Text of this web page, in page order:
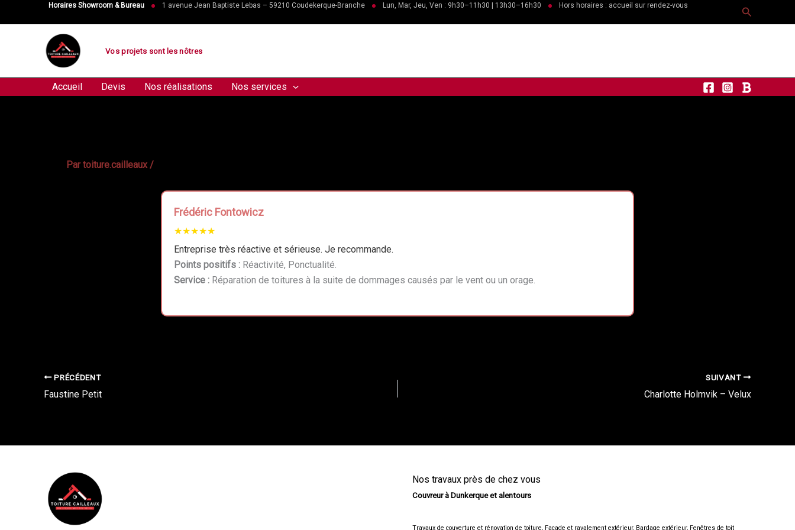
au
Horaires Showroom & Bureau 1 avenue Jean Baptiste Lebas – 59210 Coudekerque-Branche Lun, Mar, Jeu, Ven : 9h30–11h30 | 13h30–16h30 Hors horaires : accueil sur rendez-vous
Vos projets sont les nôtres
Accueil Devis Nos réalisations Nos services
Partoiture.cailleaux/
Frédéric Fontowicz
★★★★★
Entreprise très réactive et sérieuse. Je recommande.
Points positifs : Réactivité, Ponctualité.
Service : Réparation de toitures à la suite de dommages causés par le vent ou un orage.
PRÉCÉDENT
Faustine Petit
SUIVANT
Charlotte Holmvik – Velux
Nos travaux près de chez vous
Couvreur à Dunkerque et alentours
Travaux de couverture et rénovation de toiture, Façade et ravalement extérieur, Bardage extérieur, Fenêtres de toit